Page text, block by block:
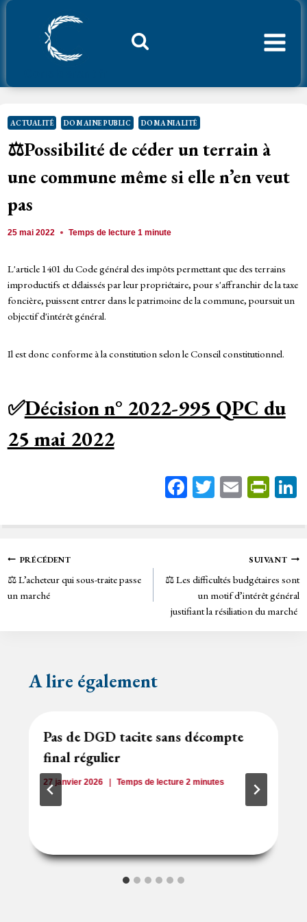
Aller
ACTUALITÉ DOMAINE PUBLIC DOMANIALITÉ
⚖️Possibilité de céder un terrain à
une commune même si elle n’en veut
pas
25 mai 2022 Temps de lecture1 minute
L'article 1401 du Code général des impôts permettant que des terrains
improductifs et délaissés par leur propriétaire, pour s'affranchir de la taxe
foncière, puissent entrer dans le patrimoine de la commune, poursuit un
objectif d'intérêt général.
Il est donc conforme à la constitution selon le Conseil constitutionnel.
✅Décision n° 2022-995 QPC du
25 mai 2022
Fa
bo
T
tt
E
ail
Pr
tF
rie
n
dl
y
Navigation
de
PRÉCÉDENT
⚖️ L’acheteur qui sous-traite passe
un marché
SUIVANT
⚖️ Les difficultés budgétaires sont
un motif d’intérêt général
justifiant la résiliation du marché
A lire également
Pas de DGD tacite sans décompte
final régulier
27 janvier 2026 Temps de lecture 2minutes